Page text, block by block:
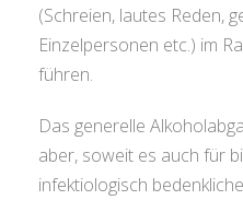
(Schreien, lautes Reden,
Einzelpersonen etc.) im
führen.
Das generelle
aber, soweit es auch für
infektiologisch